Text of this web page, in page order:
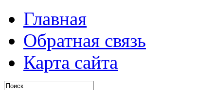
Главная
Обратная связь
Карта сайта